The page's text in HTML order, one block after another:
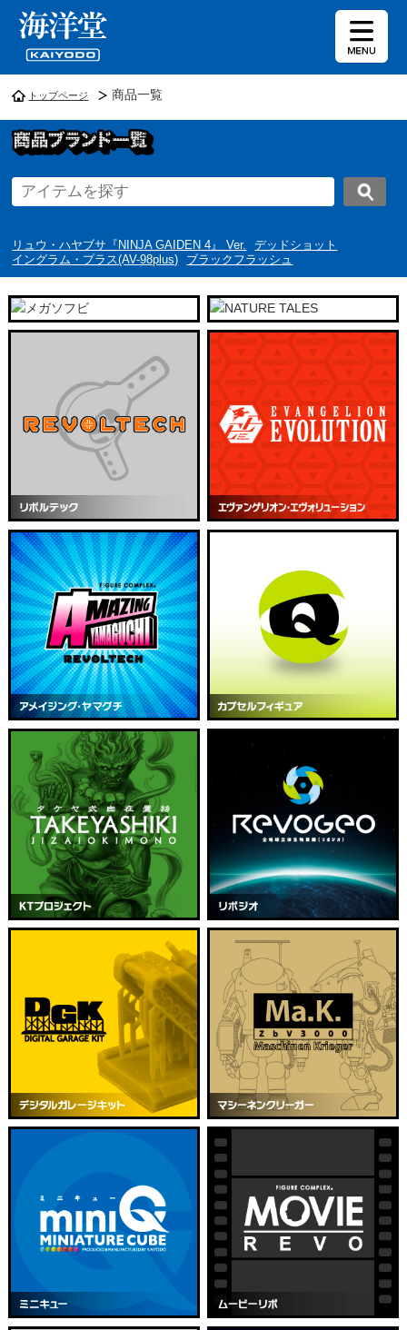
トップページ 商品一覧
リュウ・ハヤブサ『NINJA GAIDEN 4』 Ver.
デッドショット
イングラム・プラス(AV-98plus)
ブラックフラッシュ